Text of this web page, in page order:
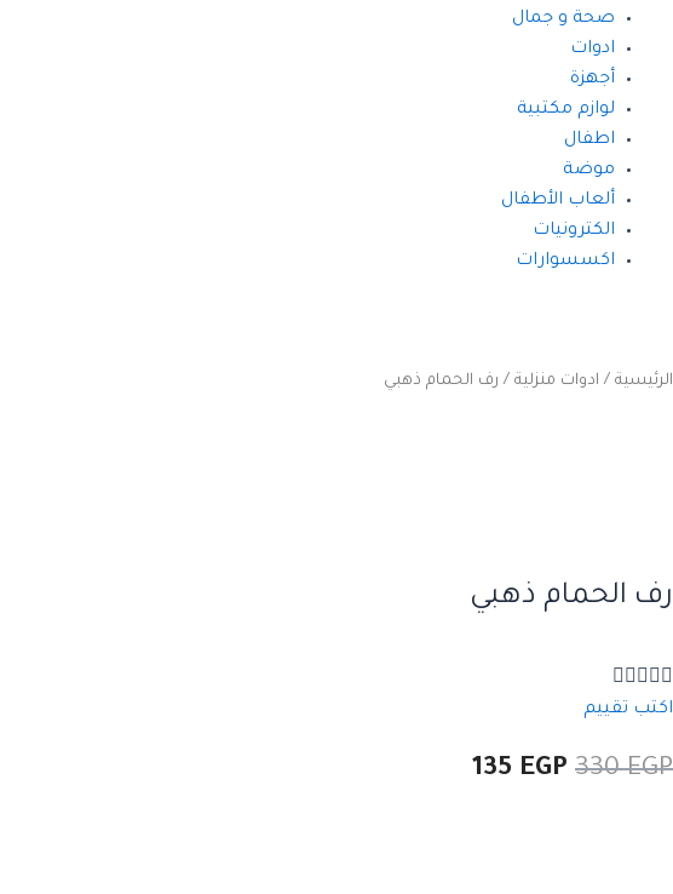
صحة و جمال
ادوات
أجهزة
لوازم مكتبية
اطفال
موضة
ألعاب الأطفال
الكترونيات
اكسسوارات
الرئيسية / ادوات منزلية / رف الحمام ذهبي
رف الحمام ذهبي

اكتب تقييم
330EGP
135 EGP